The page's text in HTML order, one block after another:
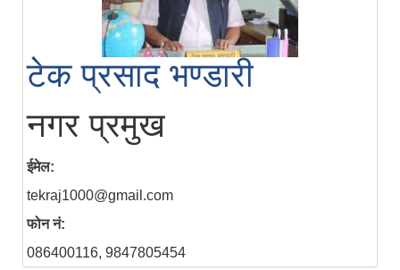
टेक प्रसाद भण्डारी
नगर प्रमुख
ईमेल:
tekraj1000@gmail.com
फोन नं:
086400116, 9847805454